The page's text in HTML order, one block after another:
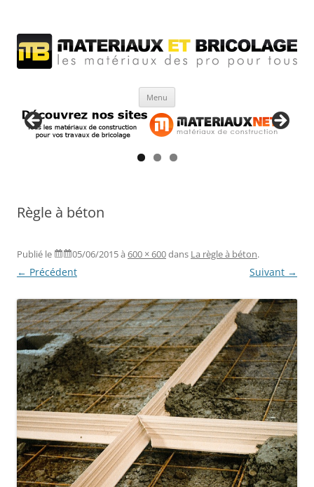
Menu
Règle à béton
Publié le 05/06/2015à 600 × 600dans La règle à béton.
← Précédent Suivant →